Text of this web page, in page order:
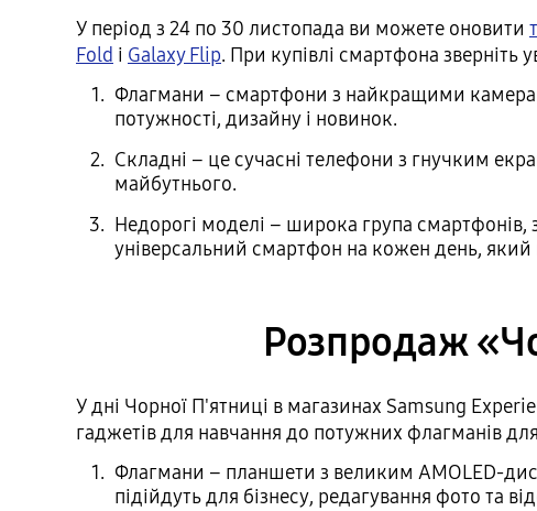
У період з 24 по 30 листопада ви можете оновити
Fold і Galaxy Flip. При купівлі смартфона зверніть
Флагмани – смартфони з найкращими
потужності, дизайну і новинок.
Складні – це сучасні телефони з гнучким
майбутнього.
Недорогі моделі – широка група
універсальний смартфон на кожен день, який
Розпродаж
У дні Чорної П'ятниці в магазинах Samsung
гаджетів для навчання до потужних флагманів для
Флагмани – планшети з великим AMOLED-
підійдуть для бізнесу, редагування фото та